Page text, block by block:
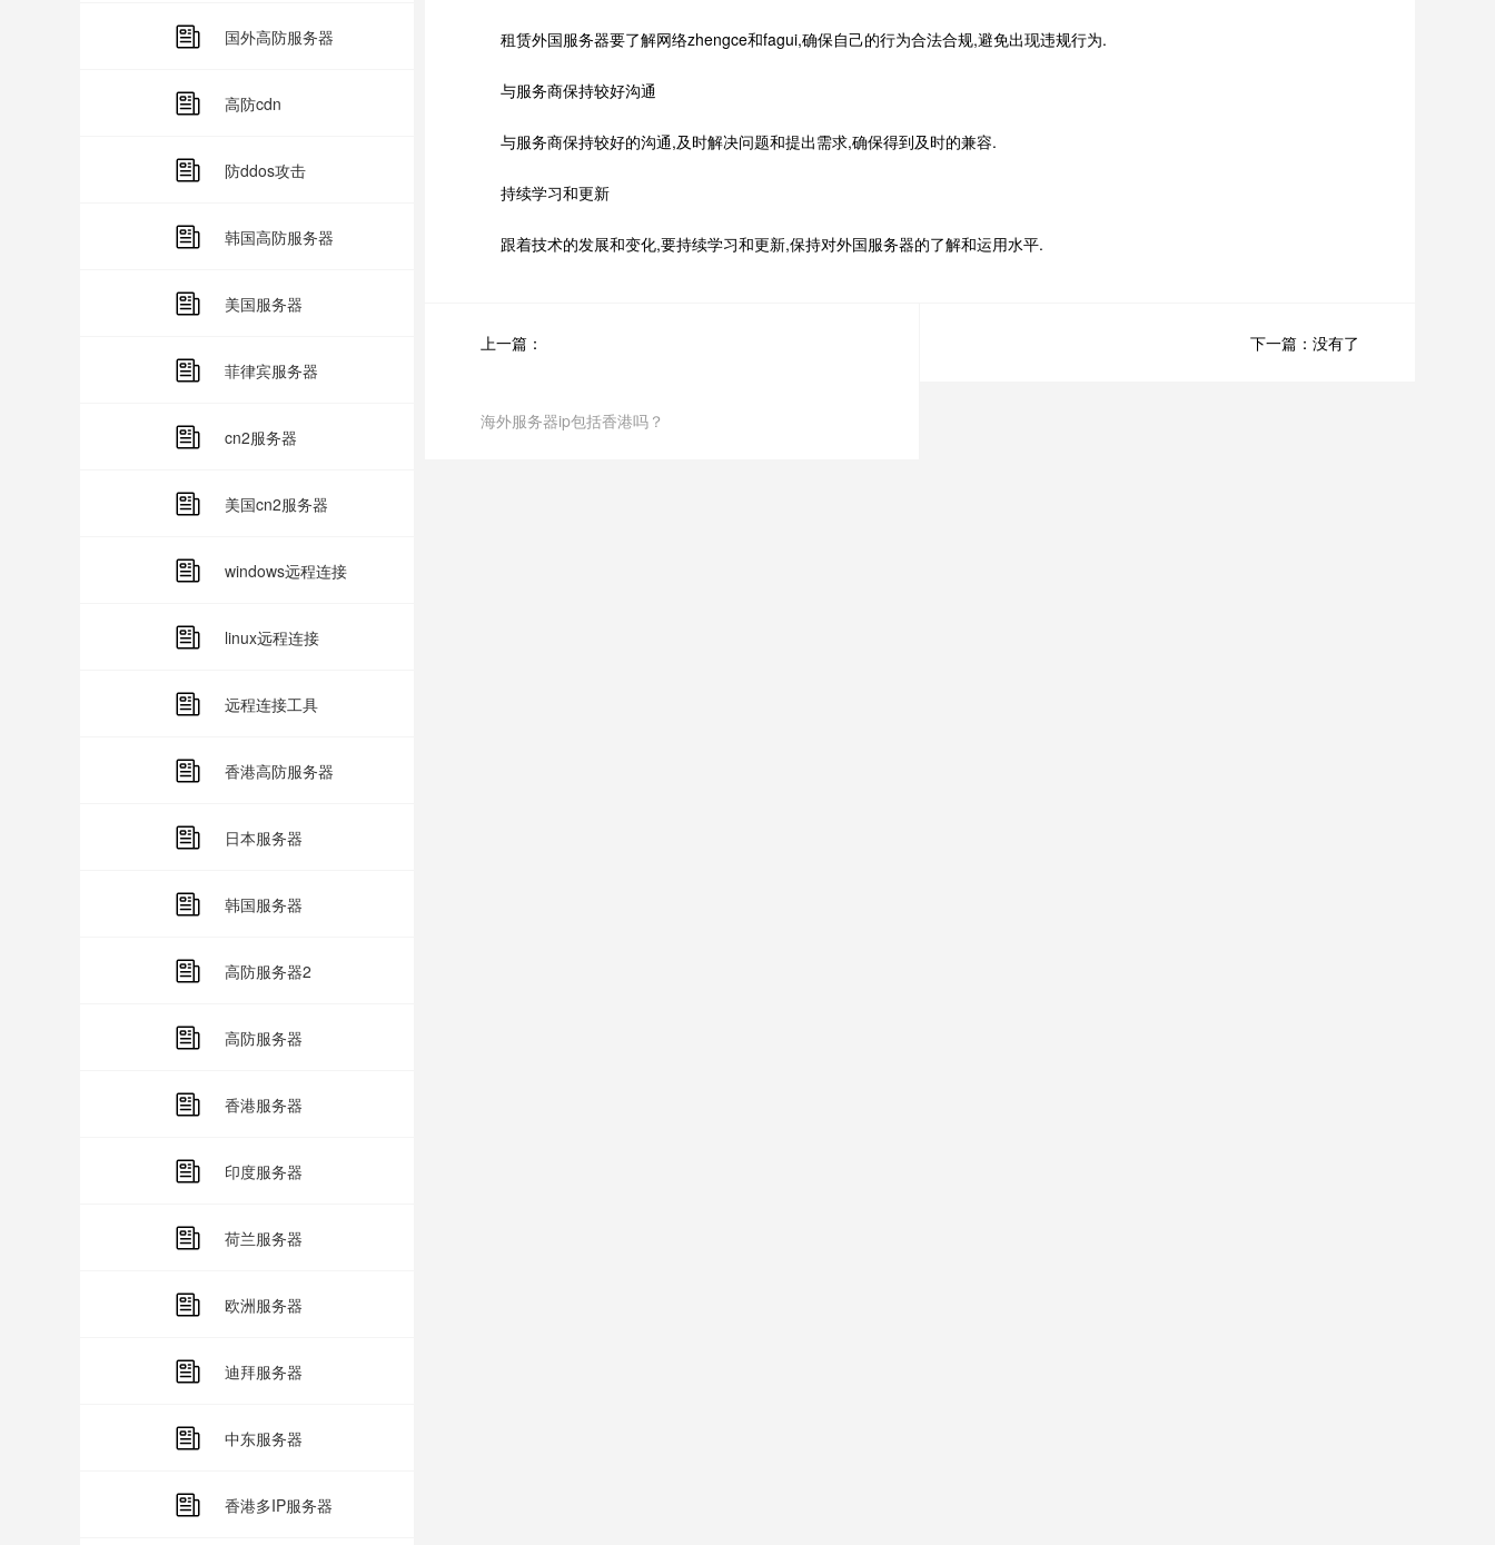
国外高防服务器
高防cdn
防ddos攻击
韩国高防服务器
美国服务器
菲律宾服务器
cn2服务器
美国cn2服务器
windows远程连接
linux远程连接
远程连接工具
香港高防服务器
日本服务器
韩国服务器
高防服务器2
高防服务器
香港服务器
印度服务器
荷兰服务器
欧洲服务器
迪拜服务器
中东服务器
香港多IP服务器
租赁外国服务器要了解网络zhengce和fagui,确保自己的行为合法合规,避免出现违规行为.
与服务商保持较好沟通
与服务商保持较好的沟通,及时解决问题和提出需求,确保得到及时的兼容.
持续学习和更新
跟着技术的发展和变化,要持续学习和更新,保持对外国服务器的了解和运用水平.
上一篇：
海外服务器ip包括香港吗？
下一篇：没有了